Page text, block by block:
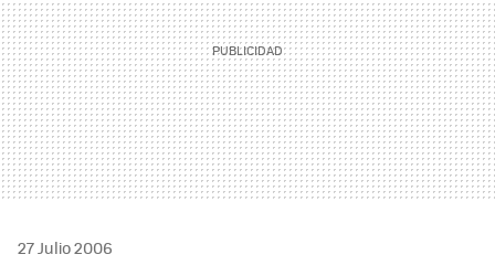
27 Julio 2006